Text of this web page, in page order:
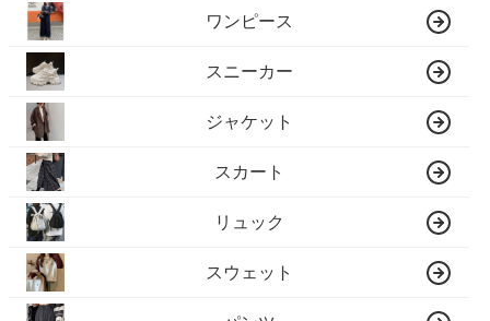
ワンピース
スニーカー
ジャケット
スカート
リュック
スウェット